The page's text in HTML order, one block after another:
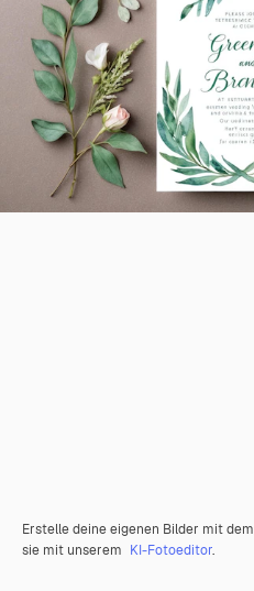
Erstelle deine eigenen Bilder mit dem
sie mit unserem KI-Fotoeditor.